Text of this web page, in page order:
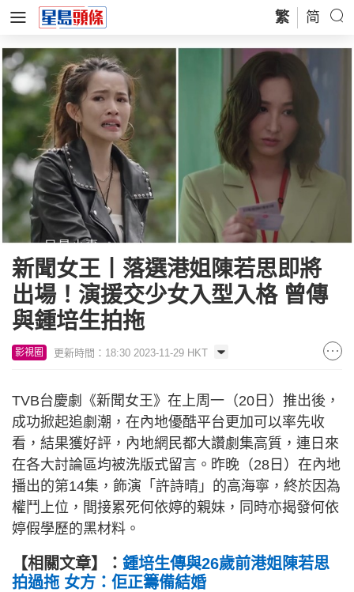
繁 简
新聞女王丨落選港姐陳若思即將
出場！演援交少女入型入格 曾傳
與鍾培生拍拖
影視圈 更新時間：18:30 2023-11-29 HKT
TVB台慶劇《新聞女王》在上周一（20日）推出後，
成功掀起追劇潮，在內地優酷平台更加可以率先收
看，結果獲好評，內地網民都大讚劇集高質，連日來
在各大討論區均被洗版式留言。昨晚（28日）在內地
播出的第14集，飾演「許詩晴」的高海寧，終於因為
權鬥上位，間接累死何依婷的親妹，同時亦揭發何依
婷假學歷的黑材料。
【相關文章】： 鍾培生傳與26歲前港姐陳若思
拍過拖 女方：佢正籌備結婚